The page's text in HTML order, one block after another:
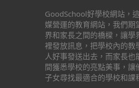
GoodSchool好學校網站，
媒營運的教育網站，我們期
界和家長之間的橋樑，讓學
裡發放訊息，把學校內的教
人好事發送出去，而家長也
間獲悉學校的亮點美事，讓
子女尋找最適合的學校和課